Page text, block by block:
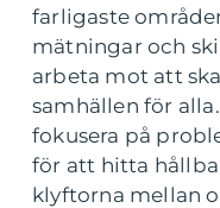
farligaste
mätningar och
arbeta mot att
samhällen för
fokusera på
för att hitta
klyftorna mellan